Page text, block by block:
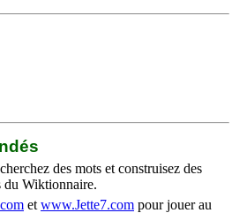
des mots et construisez des
du Wiktionnaire.
et www.Jette7.com pour jouer au